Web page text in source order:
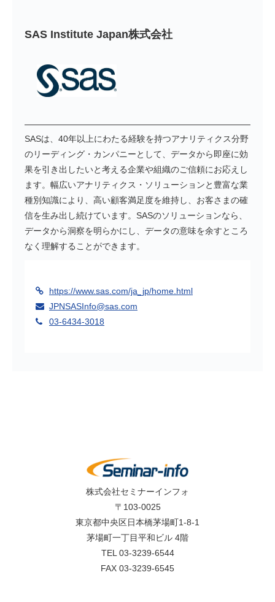
SAS Institute Japan株式会社
SASは、40年以上にわたる経験を持つアナリティクス分野
のリーディング・カンパニーとして、データから即座に効
果を引き出したいと考える企業や組織のご信頼にお応えし
ます。幅広いアナリティクス・ソリューションと豊富な業
種別知識により、高い顧客満足度を維持し、お客さまの確
信を生み出し続けています。SASのソリューションなら、
データから洞察を明らかにし、データの意味を余すところ
なく理解することができます。
https://www.sas.com/ja_jp/home.html
JPNSASInfo@sas.com
03-6434-3018
株式会社セミナーインフォ
〒103-0025
東京都中央区日本橋茅場町1-8-1
茅場町一丁目平和ビル 4階
TEL 03-3239-6544
FAX 03-3239-6545